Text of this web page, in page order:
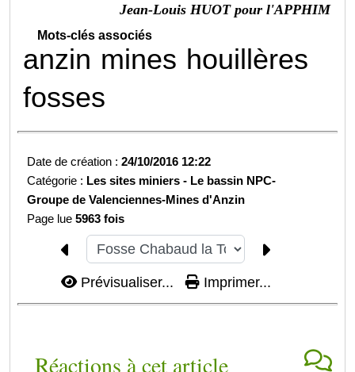
Jean-Louis HUOT pour l'APPHIM
Mots-clés associés
anzin mines houillères
fosses
Date de création :24/10/2016 12:22
Catégorie : Les sites miniers - Le bassin NPC-
Groupe de Valenciennes-Mines d'Anzin
Page lue5963 fois
Prévisualiser... Imprimer...
Réactions à cet article